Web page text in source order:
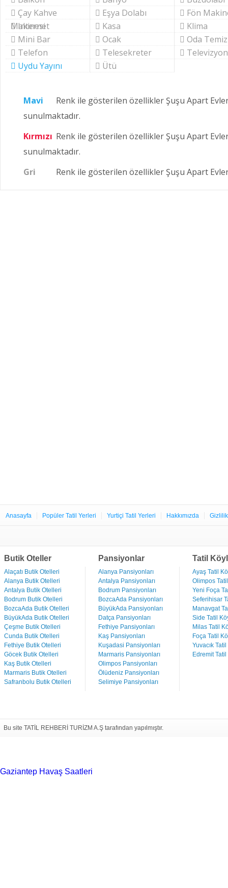
Çay Kahve
Makinesi
Eşya Dolabı
Fön
Internet
Kasa
Klima
Mini Bar
Ocak
Oda
Telefon
Telesekreter
Televizyon
Uydu Yayını
Ütü
Mavi
Renk ile gösterilen özellikler Şuşu Apart
sunulmaktadır.
Kırmızı Renk ile gösterilen özellikler Şuşu Apart
sunulmaktadır.
Gri
Renk ile gösterilen özellikler Şuşu Apart
Anasayfa Popüler Tatil Yerleri Yurtiçi Tatil Yerleri Hakkımızda
Butik Oteller
Alaçatı Butik Otelleri
Alanya Butik Otelleri
Antalya Butik Otelleri
Bodrum Butik Otelleri
BozcaAda Butik Otelleri
BüyükAda Butik Otelleri
Çeşme Butik Otelleri
Cunda Butik Otelleri
Fethiye Butik Otelleri
Göcek Butik Otelleri
Kaş Butik Otelleri
Marmaris Butik Otelleri
Safranbolu Butik Otelleri
Pansiyonlar
Alanya Pansiyonları
Antalya Pansiyonları
Bodrum Pansiyonları
BozcaAda Pansiyonları
BüyükAda Pansiyonları
Datça Pansiyonları
Fethiye Pansiyonları
Kaş Pansiyonları
Kuşadasi Pansiyonları
Marmaris Pansiyonları
Olimpos Pansiyonları
Ölüdeniz Pansiyonları
Selimiye Pansiyonları
Tatil
Ayaş Tatil
Olimpos
Yeni Foça
Seferihisar
Manavgat
Side Tatil
Milas Tatil
Foça Tatil
Yuvacık
Edremit
Bu site TATİL REHBERİ TURİZM A.Ş tarafından yapılmıştır.
Gaziantep Havaş Saatleri